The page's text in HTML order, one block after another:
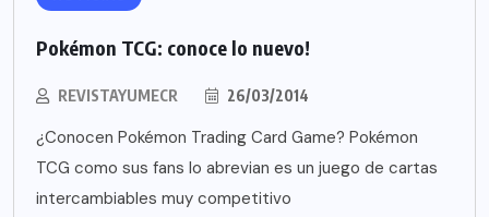
Pokémon TCG: conoce lo nuevo!
REVISTAYUMECR 26/03/2014
¿Conocen Pokémon Trading Card Game? Pokémon
TCG como sus fans lo abrevian es un juego de cartas
intercambiables muy competitivo